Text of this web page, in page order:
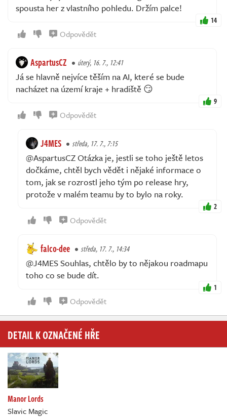
spousta her z vlastního pohledu. Držím palce!
14
Odpovědět
AspartusCZ úterý, 16. 7., 12:41
Já se hlavně nejvíce těším na AI, které se bude
nacházet na území kraje + hradiště 😏
9
Odpovědět
J4MES středa, 17. 7., 7:15
@AspartusCZ Otázka je, jestli se toho ještě letos
dočkáme, chtěl bych vědět i nějaké informace o
tom, jak se rozrostl jeho tým po release hry,
protože v malém teamu by to bylo na roky.
2
Odpovědět
falco-dee středa, 17. 7., 14:34
@J4MES Souhlas, chtělo by to nějakou roadmapu
toho co se bude dít.
1
Odpovědět
DETAIL K OZNAČENÉ HŘE
Manor Lords
Slavic Magic